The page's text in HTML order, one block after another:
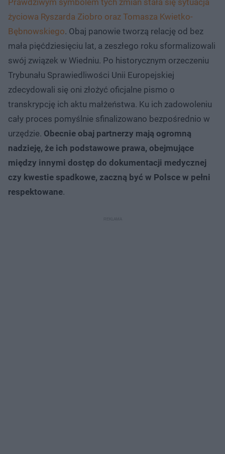
życiowa Ryszarda Ziobro oraz Tomasza Kwietko-
Bębnowskiego. Obaj panowie tworzą relację od bez
mała pięćdziesięciu lat, a zeszłego roku sformalizowali
swój związek w Wiedniu. Po historycznym orzeczeniu
Trybunału Sprawiedliwości Unii Europejskiej
zdecydowali się oni złożyć oficjalne pismo o
transkrypcję ich aktu małżeństwa. Ku ich zadowoleniu
cały proces pomyślnie sfinalizowano bezpośrednio w
urzędzie. Obecnie obaj partnerzy mają ogromną
nadzieję, że ich podstawowe prawa, obejmujące
między innymi dostęp do dokumentacji medycznej
czy kwestie spadkowe, zaczną być w Polsce w pełni
respektowane.